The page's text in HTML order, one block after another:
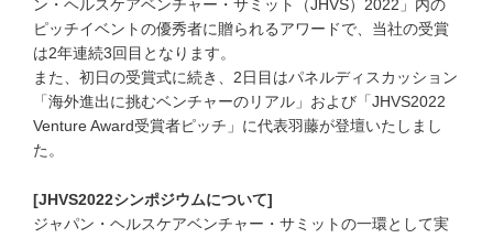
ン・ヘルスケアベンチャー・サミット（JHVS）2022」内の
ピッチイベントの優秀者に贈られるアワードで、当社の受賞
は2年連続3回目となります。
また、初日の受賞式に続き、2日目はパネルディスカッション
「海外進出に挑むベンチャーのリアル」および「JHVS2022
Venture Award受賞者ピッチ」に代表羽藤が登壇いたしまし
た。
[JHVS2022シンポジウムについて]
ジャパン・ヘルスケアベンチャー・サミットの一環として実